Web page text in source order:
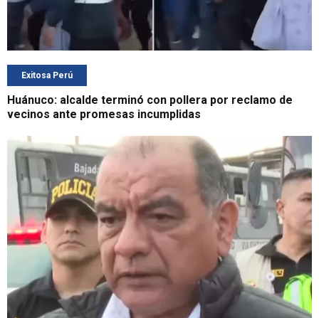
Exitosa Perú
Huánuco: alcalde terminó con pollera por reclamo de
vecinos ante promesas incumplidas